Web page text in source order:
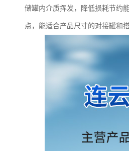
储罐内介质挥发，降低损耗节约
点，能适合产品尺寸的对接罐和